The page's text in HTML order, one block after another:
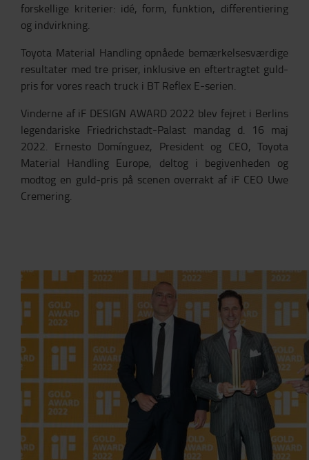
forskellige kriterier: idé, form, funktion, differentiering
og indvirkning.
Toyota Material Handling opnåede bemærkelsesværdige
resultater med tre priser, inklusive en eftertragtet guld-
pris for vores reach truck i BT Reflex E-serien.
Vinderne af iF DESIGN AWARD 2022 blev fejret i Berlins
legendariske Friedrichstadt-Palast mandag d. 16 maj
2022. Ernesto Domínguez, President og CEO, Toyota
Material Handling Europe, deltog i begivenheden og
modtog en guld-pris på scenen overrakt af iF CEO Uwe
Cremering.